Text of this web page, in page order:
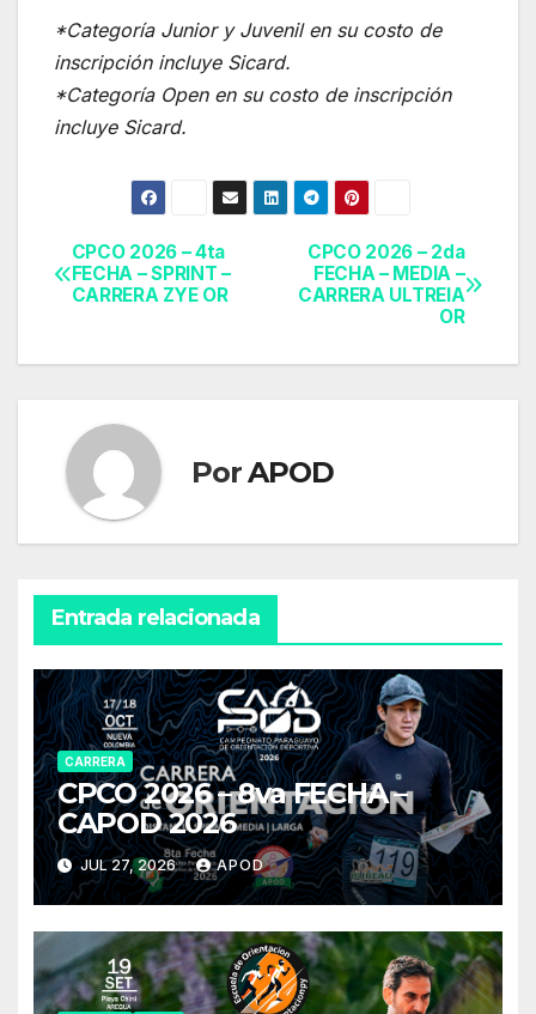
*Categoría Junior y Juvenil en su costo de
inscripción incluye Sicard.
*Categoría Open en su costo de inscripción
incluye Sicard.
Navegación
de
entradas
CPCO 2026 – 2da
FECHA – MEDIA –
CARRERA ULTREIA
OR
CPCO 2026 – 4ta
FECHA – SPRINT –
CARRERA ZYE OR
PorAPOD
Entrada relacionada
CARRERA
CPCO 2026 – 8va FECHA –
CAPOD 2026
JUL 27, 2026 APOD